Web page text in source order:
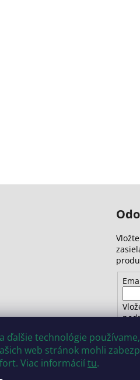
ďalšie technológie
web stránok mohli
Viac informáciítu.